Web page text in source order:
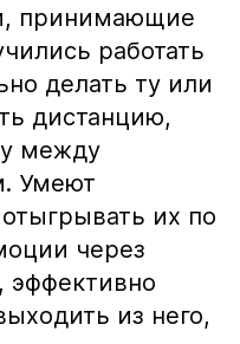
принимающие
работать
делать ту или
дистанцию,
между
Умеют
их по
через
из него,